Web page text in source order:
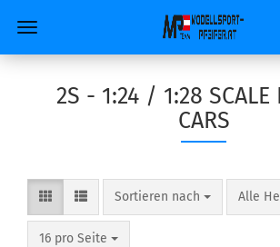
2S - 1:24 / 1:28 SCALE
CARS
Sortieren nach
Sortieren nach Alle
pro
16 pro Seite
pro Seite